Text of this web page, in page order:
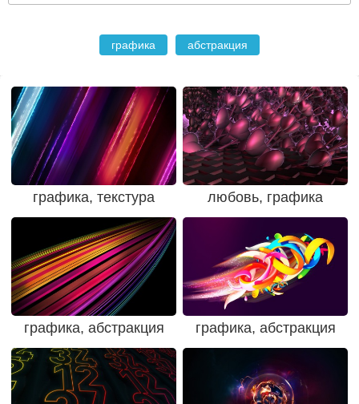
графика абстракция
графика, текстура любовь, графика
графика, абстракция графика, абстракция